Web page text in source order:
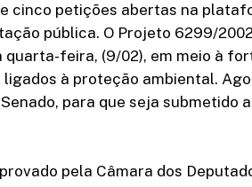
cinco petições abertas na
pública. O Projeto 6299/
quarta-feira, (9/02), em meio à
à proteção ambiental.
para que seja submetido
pela Câmara dos